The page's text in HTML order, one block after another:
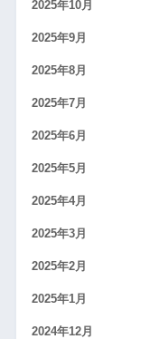
2025年10月
2025年9月
2025年8月
2025年7月
2025年6月
2025年5月
2025年4月
2025年3月
2025年2月
2025年1月
2024年12月